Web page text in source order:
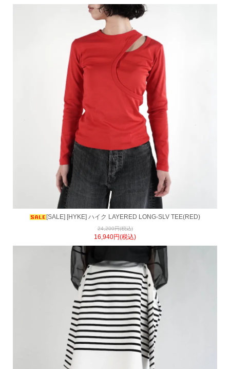
[SALE] [HYKE] ハイク LAYERED LONG-SLV TEE(RED)
24,200円(税込)
16,940円(税込)